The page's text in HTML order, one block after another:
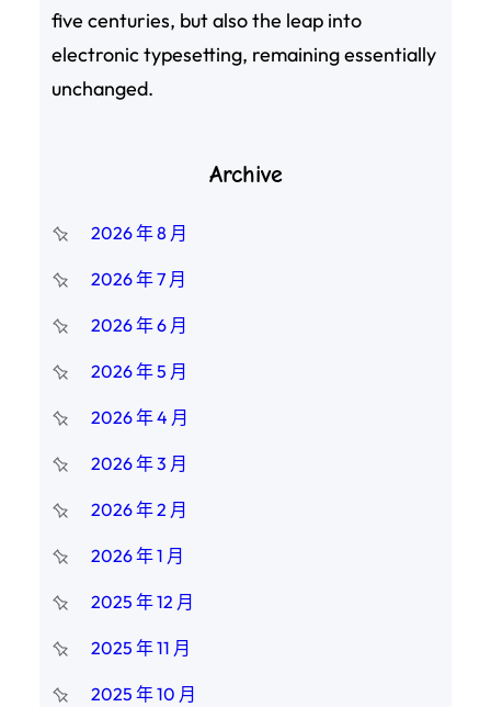
five centuries, but also the leap into
electronic typesetting, remaining essentially
unchanged.
Archive
2026 年 8 月
2026 年 7 月
2026 年 6 月
2026 年 5 月
2026 年 4 月
2026 年 3 月
2026 年 2 月
2026 年 1 月
2025 年 12 月
2025 年 11 月
2025 年 10 月